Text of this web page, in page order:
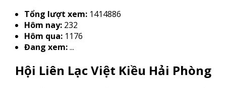
Tổng lượt xem: 1414886
Hôm nay: 232
Hôm qua: 1176
Đang xem:...
Hội Liên Lạc Việt Kiều Hải Phòng